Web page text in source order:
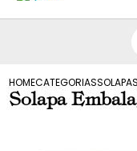
HOMECATEGORIAS
Solapa